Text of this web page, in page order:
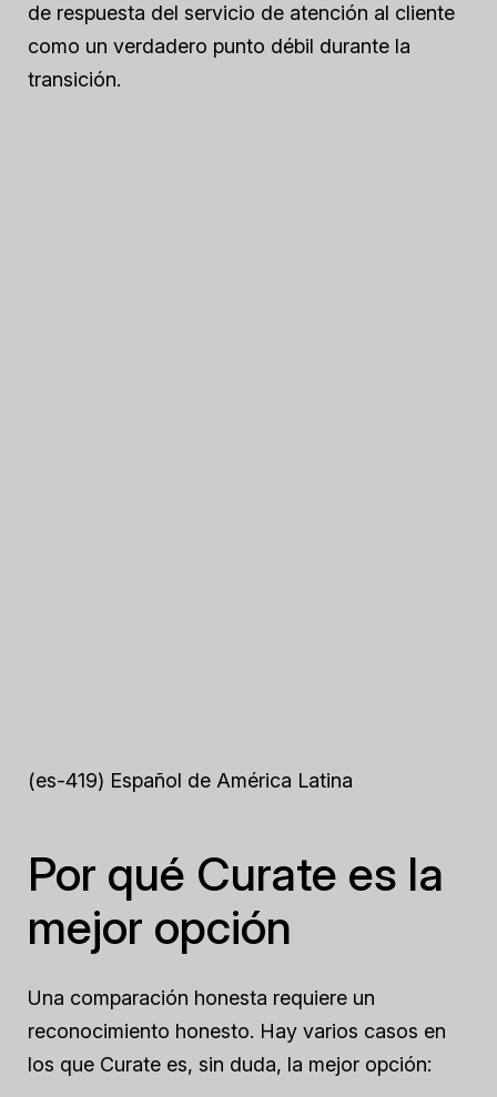
de respuesta del servicio de atención al cliente
como un verdadero punto débil durante la
transición.
(es-419) Español de América Latina
Por qué Curate es la
mejor opción
Una comparación honesta requiere un
reconocimiento honesto. Hay varios casos en
los que Curate es, sin duda, la mejor opción: